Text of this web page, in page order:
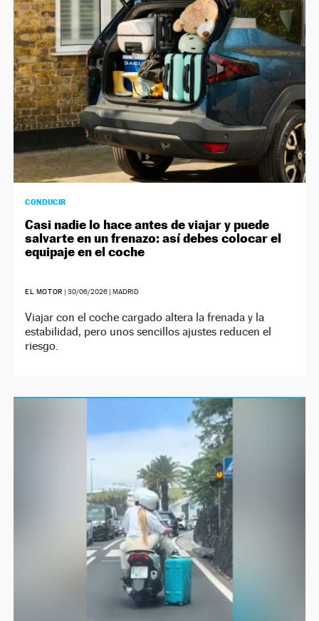
NEWSLETTER
SÍGUENOS
CONDUCIR
Casi nadie lo hace antes de viajar y puede
salvarte en un frenazo: así debes colocar el
equipaje en el coche
EL MOTOR | 30/06/2026| MADRID
Viajar con el coche cargado altera la frenada y la
estabilidad, pero unos sencillos ajustes reducen el
riesgo.